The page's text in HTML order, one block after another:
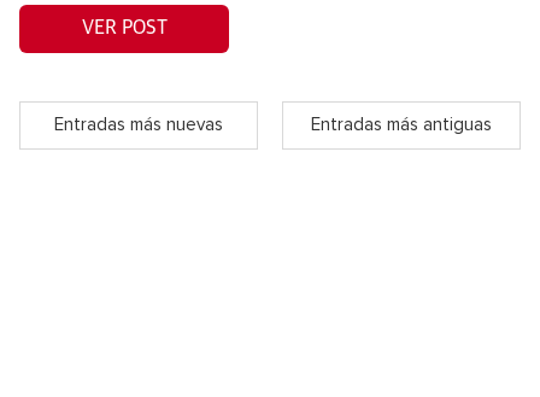
VER POST
Entradas más nuevas Entradas más antiguas